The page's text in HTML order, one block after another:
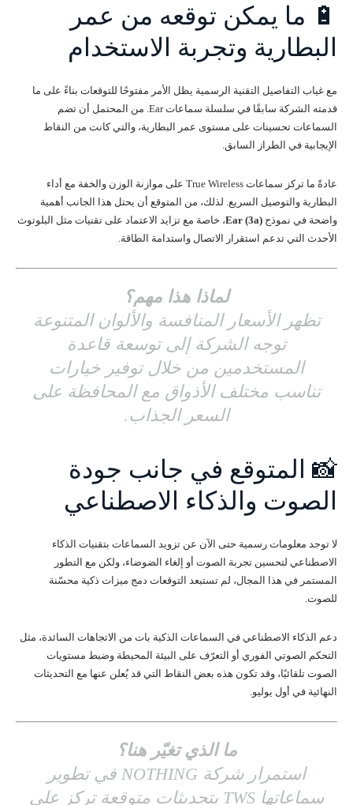
🔋 ما يمكن توقعه من عمر
البطارية وتجربة الاستخدام
مع غياب التفاصيل التقنية الرسمية يظل الأمر مفتوحًا للتوقعات بناءً على ما
قدمته الشركة سابقًا في سلسلة سماعات Ear. من المحتمل أن تضم
السماعات تحسينات على مستوى عمر البطارية، والتي كانت من النقاط
الإيجابية في الطراز السابق.
عادةً ما تركز سماعات True Wireless على موازنة الوزن والخفة مع أداء
البطارية والتوصيل السريع. لذلك، من المتوقع أن يحتل هذا الجانب أهمية
واضحة في نموذج Ear (3a)، خاصة مع تزايد الاعتماد على تقنيات مثل البلوتوث
الأحدث التي تدعم استقرار الاتصال واستدامة الطاقة.
لماذا هذا مهم؟
تظهر الأسعار المنافسة والألوان المتنوعة
توجه الشركة إلى توسعة قاعدة
المستخدمين من خلال توفير خيارات
تناسب مختلف الأذواق مع المحافظة على
السعر الجذاب.
📸 المتوقع في جانب جودة
الصوت والذكاء الاصطناعي
لا توجد معلومات رسمية حتى الآن عن تزويد السماعات بتقنيات الذكاء
الاصطناعي لتحسين تجربة الصوت أو إلغاء الضوضاء، ولكن مع التطور
المستمر في هذا المجال، لم تستبعد التوقعات دمج ميزات ذكية محسّنة
للصوت.
دعم الذكاء الاصطناعي في السماعات الذكية بات من الاتجاهات السائدة، مثل
التحكم الصوتي الفوري أو التعرّف على البيئة المحيطة وضبط مستويات
الصوت تلقائيًا، وقد تكون هذه بعض النقاط التي قد يُعلن عنها مع التحديثات
النهائية في أول يوليو.
ما الذي تغيّر هنا؟
استمرار شركة NOTHING في تطوير
سماعاتها TWS بتحديثات متوقعة تركز على